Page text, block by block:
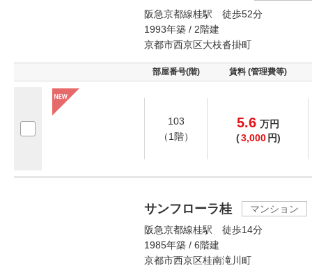
阪急京都線桂駅 徒歩52分
1993年築 / 2階建
京都市西京区大枝沓掛町
部屋番号(階) 賃料 (管理費等)
103
（1階）
5.6 万円
(3,000 円)
サンフローラ桂
マンション
阪急京都線桂駅 徒歩14分
1985年築 / 6階建
京都市西京区桂南滝川町